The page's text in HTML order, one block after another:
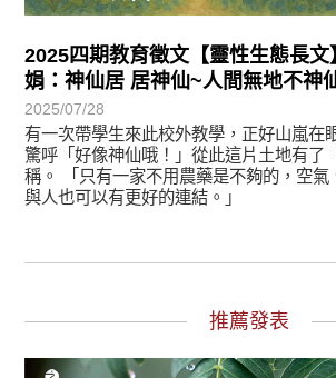
2025四期教育徵文【靈性生態長
娟：神仙居 居神仙~人間無地不神
2025/07/28
有一次帶學生來此校外教學，正好山嵐在
驚呼「好像神仙哦！」從此這片土地有了
稱。 「只有一家不用農藥是不夠的，空氣
與人也可以有更好的連結。」
推薦發表